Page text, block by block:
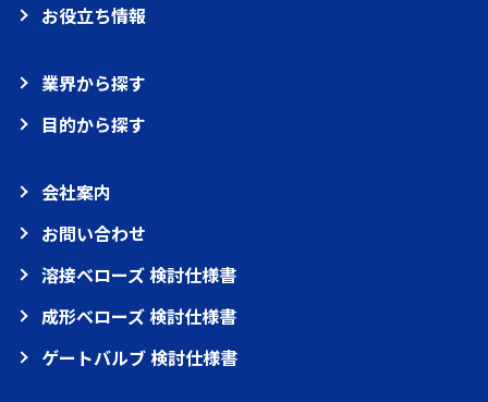
お役立ち情報
業界から探す
目的から探す
会社案内
お問い合わせ
溶接ベローズ 検討仕様書
成形ベローズ 検討仕様書
ゲートバルブ 検討仕様書